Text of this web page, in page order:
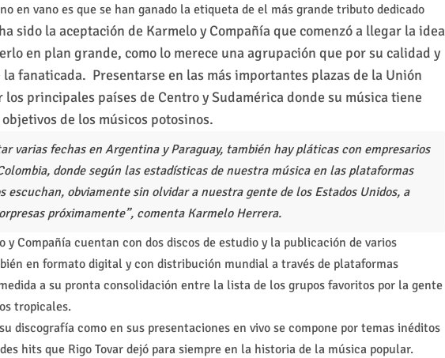
en vano es que se han ganado la etiqueta de el más grande tributo dedicado
sido la aceptación de Karmelo y Compañía que comenzó a llegar la idea
en plan grande, como lo merece una agrupación que por su calidad y
fanaticada. Presentarse en las más importantes plazas de la Unión
principales países de Centro y Sudamérica donde su música tiene
de los músicos potosinos.
varias fechas en Argentina y Paraguay, también hay pláticas con empresarios
donde según las estadísticas de nuestra música en las plataformas
escuchan, obviamente sin olvidar a nuestra gente de los Estados Unidos, a
próximamente”, comenta Karmelo Herrera.
Compañía cuentan con dos discos de estudio y la publicación de varios
en formato digital y con distribución mundial a través de plataformas
a su pronta consolidación entre la lista de los grupos favoritos por la gente
tropicales.
discografía como en sus presentaciones en vivo se compone por temas inéditos
hits que Rigo Tovar dejó para siempre en la historia de la música popular.